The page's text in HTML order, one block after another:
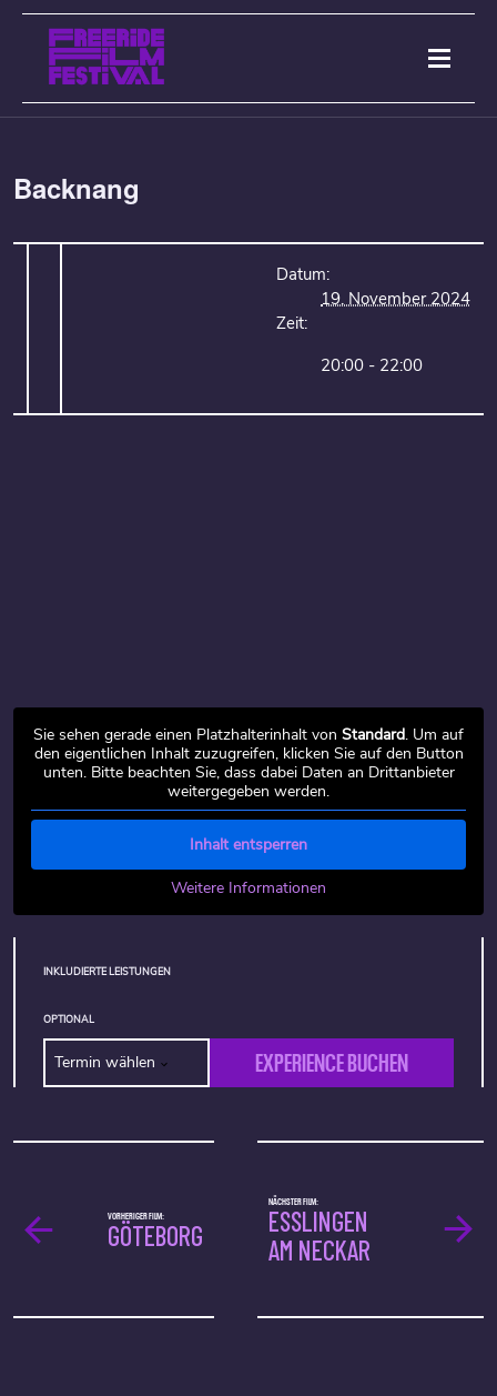
Backnang
Datum:
19. November 2024
Zeit:
20:00 - 22:00
Sie sehen gerade einen Platzhalterinhalt von Standard. Um auf
den eigentlichen Inhalt zuzugreifen, klicken Sie auf den Button
unten. Bitte beachten Sie, dass dabei Daten an Drittanbieter
weitergegeben werden.
Inhalt entsperren
Weitere Informationen
INKLUDIERTE LEISTUNGEN
OPTIONAL
Termin wählen EXPERIENCE BUCHEN
NÄCHSTER FILM:
ESSLINGEN
AM NECKAR
VORHERIGER FILM:
GÖTEBORG